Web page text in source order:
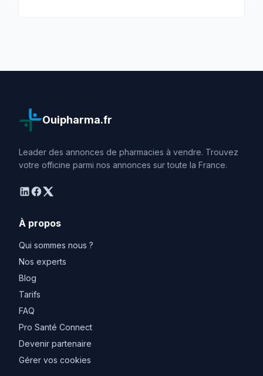
Ouipharma.fr
Leader des annonces de pharmacies à vendre. Trouvez
votre officine parmi nos annonces sur toute la France.
linkedin
facebook
twitter
À propos
Qui sommes nous ?
Nos experts
Blog
Tarifs
FAQ
Pro Santé Connect
Devenir partenaire
Gérer vos cookies